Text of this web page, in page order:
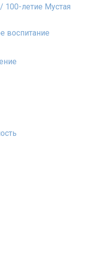
100-летие Мустая
воспитание